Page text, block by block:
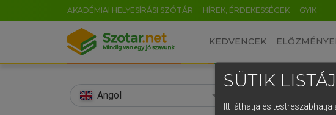
AKADÉMIAI HELYESÍRÁSI SZÓTÁR HÍREK, ÉRDEKESSÉGEK GYIK
KEDVENCEK
Angol
SÜTIK
Itt láthatja és